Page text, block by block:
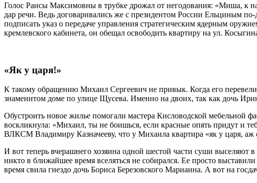
Голос Раисы Максимовны в трубке дрожал от негодования: «Миша, к
дар речи. Ведь договаривались же с президентом России Ельциным
подписать указ о передаче управления стратегическим ядерным
кремлевского кабинета, он обещал освободить квартиру на ул.
«Як у царя!»
К такому обращению Михаил Сергеевич не привык. Когда его
знаменитом доме по улице Щусева. Именно на двоих, так как дочь
Обустроить новое жилье помогали мастера Кисловодской мебельной
воскликнула: «Михаил, ты не боишься, если красные опять придут и
ВЛКСМ Владимиру Казначееву, что у Михаила квартира «як у царя, аж
И вот теперь вчерашнего хозяина одной шестой части суши
никто в ближайшее время вселяться не собирался. Ее просто
время свила гнездо дочь Бориса Березовского Марианна. А вот на